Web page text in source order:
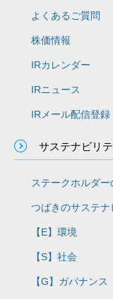
よくあるご質問
株価情報
IRカレンダー
IRニュース
IRメール配信登録
サステナビリ
ステークホルダ
つばきのサステナ
【E】環境
【S】社会
【G】ガバナンス